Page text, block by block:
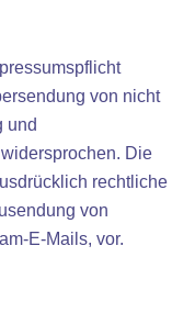
von nicht
und
Die
rechtliche
von
E-Mails, vor.